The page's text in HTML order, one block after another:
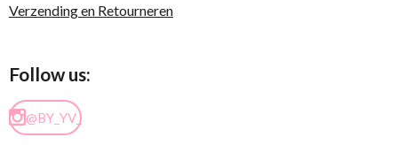
Verzending en Retourneren
Follow us:
@BY_YV_